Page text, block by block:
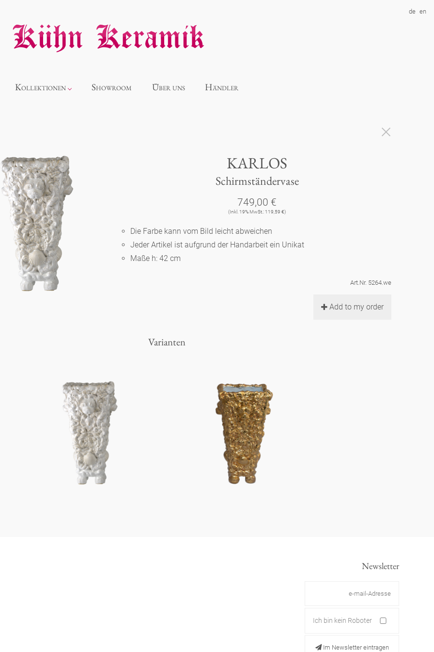
de en
Kollektionen
Panthéon
Souvenir
Berlin
Slumberland
Unpraktisch
Showroom Über uns Händler
KARLOS
Schirmständervase
749,00 €
(Inkl. 19% MwSt.: 119,59 €)
Die Farbe kann vom Bild leicht abweichen
Jeder Artikel ist aufgrund der Handarbeit ein Unikat
Maße h: 42 cm
Art.Nr. 5264.we
Add to my order
Varianten
Newsletter
Ich bin kein Roboter
Im Newsletter eintragen